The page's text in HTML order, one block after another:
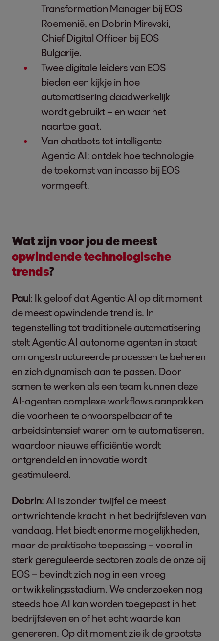
Transformation Manager bij EOS
Roemenië, en Dobrin Mirevski,
Chief Digital Officer bij EOS
Bulgarije.
Twee digitale leiders van EOS
bieden een kijkje in hoe
automatisering daadwerkelijk
wordt gebruikt – en waar het
naartoe gaat.
Van chatbots tot intelligente
Agentic AI: ontdek hoe technologie
de toekomst van incasso bij EOS
vormgeeft.
Wat zijn voor jou de meest
opwindende technologische
trends?
Paul: Ik geloof dat Agentic AI op dit moment
de meest opwindende trend is. In
tegenstelling tot traditionele automatisering
stelt Agentic AI autonome agenten in staat
om ongestructureerde processen te beheren
en zich dynamisch aan te passen. Door
samen te werken als een team kunnen deze
AI-agenten complexe workflows aanpakken
die voorheen te onvoorspelbaar of te
arbeidsintensief waren om te automatiseren,
waardoor nieuwe efficiëntie wordt
ontgrendeld en innovatie wordt
gestimuleerd.
Dobrin: AI is zonder twijfel de meest
ontwrichtende kracht in het bedrijfsleven van
vandaag. Het biedt enorme mogelijkheden,
maar de praktische toepassing – vooral in
sterk gereguleerde sectoren zoals de onze bij
EOS – bevindt zich nog in een vroeg
ontwikkelingsstadium. We onderzoeken nog
steeds hoe AI kan worden toegepast in het
bedrijfsleven en of het echt waarde kan
genereren. Op dit moment zie ik de grootste